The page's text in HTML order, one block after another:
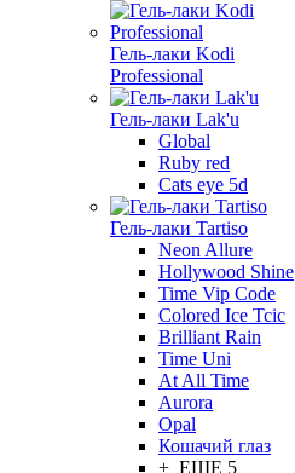
Гель-лаки Kodi
Professional
Гель-лаки Lak'u
Global
Ruby red
Cats eye 5d
Гель-лаки Tartiso
Neon Allure
Hollywood Shine
Time Vip Code
Colored Ice Tcic
Brilliant Rain
Time Uni
At All Time
Aurora
Opal
Кошачий глаз
+ ЕЩЕ 5